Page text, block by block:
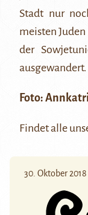
Stadt nur
meisten
der
ausgewandert.
Foto:
Findet alle
30. Oktober 2018